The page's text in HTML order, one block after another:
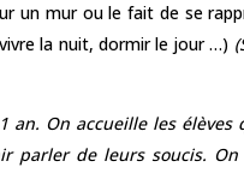
un mur ou le fait de se
la nuit, dormir le jour …)
an. On accueille les élèves
parler de leurs soucis.